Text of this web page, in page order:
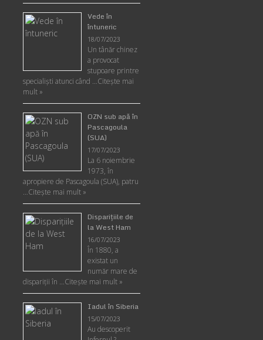
Vede în
întuneric
18/07/2023
Un tânăr chinez
a provocat
stupoare printre
specialişti atunci când …Citește mai
mult »
OZN sub apă în
Pascagoula
(SUA)
17/07/2023
La 6 noiembrie
1973, în
apropiere de Pascagoula (SUA), patru
…Citește mai mult »
Disparițiile de
la West Ham
16/07/2023
În 1880, a
existat un
număr mare de
dispariții în …Citește mai mult »
Iadul în Siberia
15/07/2023
Au descoperit